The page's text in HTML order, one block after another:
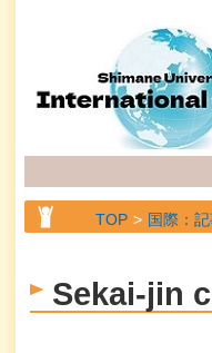
TOP 国際：
Sekai-jin